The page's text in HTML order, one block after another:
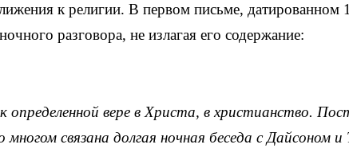
к религии. В первом письме, датированном
разговора, не излагая его содержание:
вере в Христа, в христианство.
связана долгая ночная беседа с Дайсоном и